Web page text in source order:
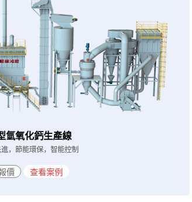
氫氧化鈣生產線
，節能環保，智能控制
價 查看案例